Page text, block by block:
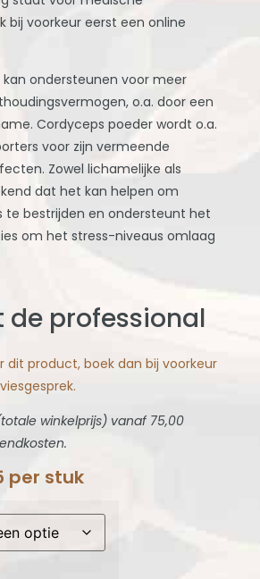
bij voorkeur eerst een online
kan ondersteunen voor meer
o.a. door een
Cordyceps poeder wordt o.a.
voor zijn vermeende
Zowel lichamelijke als
dat het kan helpen om
te bestrijden en ondersteunt het
om het stress-niveaus omlaag
de professional
dit product, boek dan bij voorkeur
winkelprijs) vanaf 75,00
per stuk